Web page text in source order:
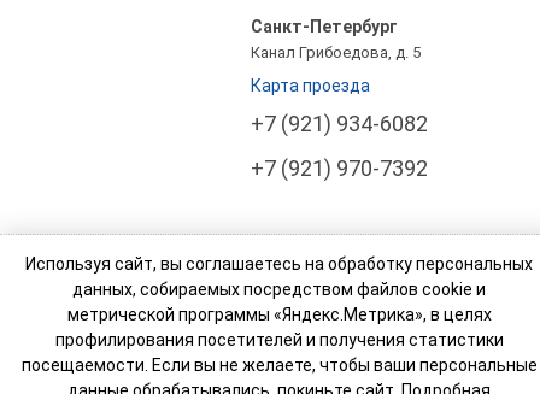
Санкт-Петербург
Канал Грибоедова, д. 5
Карта проезда
+7 (921) 934-6082
+7 (921) 970-7392
© Компания Росси Тур Бизнес (РТ Бизнес). 2003-
2026
Реестровый номер туроператора: МВТ 007765
Используя сайт, вы соглашаетесь на обработку персональных
данных, собираемых посредством файлов cookie и
метрической программы «Яндекс.Метрика», в целях
профилирования посетителей и получения статистики
посещаемости. Если вы не желаете, чтобы ваши персональные